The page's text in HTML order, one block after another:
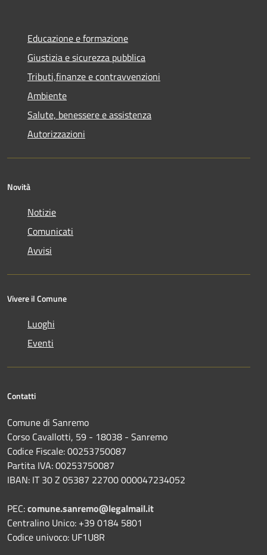
Educazione e formazione
Giustizia e sicurezza pubblica
Tributi,finanze e contravvenzioni
Ambiente
Salute, benessere e assistenza
Autorizzazioni
Novità
Notizie
Comunicati
Avvisi
Vivere il Comune
Luoghi
Eventi
Contatti
Comune di Sanremo
Corso Cavallotti, 59 - 18038 - Sanremo
Codice Fiscale: 00253750087
Partita IVA: 00253750087
IBAN: IT 30 Z 05387 22700 000047234052
PEC:comune.sanremo@legalmail.it
Centralino Unico: +39 0184 5801
Codice univoco: UF1U8R